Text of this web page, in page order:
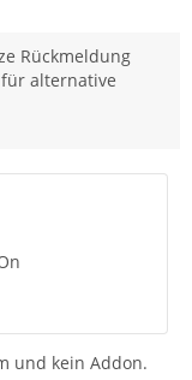
Rückmeldung
alternative
und kein Addon.